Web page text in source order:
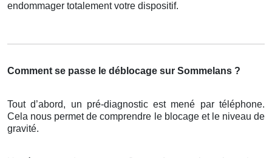
endommager totalement votre dispositif.
Comment se passe le déblocage sur Sommelans ?
Tout d’abord, un pré-diagnostic est mené par téléphone.
Cela nous permet de comprendre le blocage et le niveau de
gravité.